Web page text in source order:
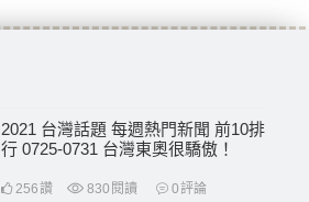
2021 台灣話題 每週熱門新聞 前10排
行 0725-0731 台灣東奧很驕傲！
256讚 830 閱讀 0評論